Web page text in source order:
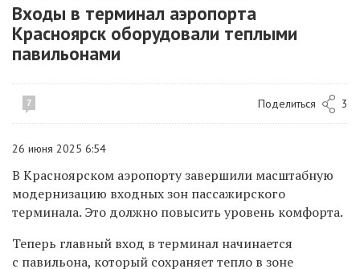
Входы в терминал аэропорта
Красноярск оборудовали теплыми
павильонами
7 Поделиться 3
26 июня 2025 6:54
В Красноярском аэропорту завершили масштабную
модернизацию входных зон пассажирского
терминала. Это должно повысить уровень комфорта.
Теперь главный вход в терминал начинается
с павильона, который сохраняет тепло в зоне